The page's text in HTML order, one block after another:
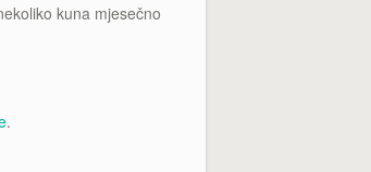
kuna mjesečno
.